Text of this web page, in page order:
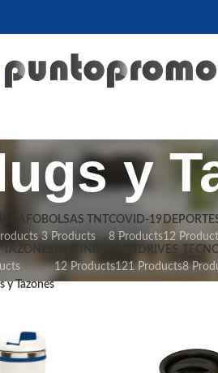
y
BOLSAS TNT
3 Products
COVID-19
8 Products12
OFICINA
12 Products
PENDRIVES
121 Products8
y Tazones